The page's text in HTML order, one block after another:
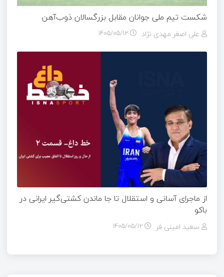
شکست تیم ملی جوانان مقابل بزرگسالان ذوب‌آهن
علی اصغر مهدی نژاد ۱۴۰۵/۰۵/۱۲
از ماجرای آسانی و استقلال تا جا ماندن کشتی‌گیر ایرانی در
باکو
سعید امینی فر ۱۴۰۵/۰۵/۱۲